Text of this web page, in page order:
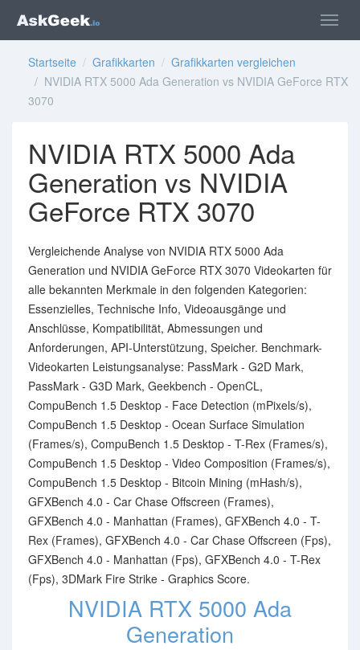
Startseite / Grafikkarten / Grafikkarten vergleichen
/ NVIDIA RTX 5000 Ada Generation vs NVIDIA GeForce RTX
3070
NVIDIA RTX 5000 Ada
Generation vs NVIDIA
GeForce RTX 3070
Vergleichende Analyse von NVIDIA RTX 5000 Ada
Generation und NVIDIA GeForce RTX 3070 Videokarten für
alle bekannten Merkmale in den folgenden Kategorien:
Essenzielles, Technische Info, Videoausgänge und
Anschlüsse, Kompatibilität, Abmessungen und
Anforderungen, API-Unterstützung, Speicher. Benchmark-
Videokarten Leistungsanalyse: PassMark - G2D Mark,
PassMark - G3D Mark, Geekbench - OpenCL,
CompuBench 1.5 Desktop - Face Detection (mPixels/s),
CompuBench 1.5 Desktop - Ocean Surface Simulation
(Frames/s), CompuBench 1.5 Desktop - T-Rex (Frames/s),
CompuBench 1.5 Desktop - Video Composition (Frames/s),
CompuBench 1.5 Desktop - Bitcoin Mining (mHash/s),
GFXBench 4.0 - Car Chase Offscreen (Frames),
GFXBench 4.0 - Manhattan (Frames), GFXBench 4.0 - T-
Rex (Frames), GFXBench 4.0 - Car Chase Offscreen (Fps),
GFXBench 4.0 - Manhattan (Fps), GFXBench 4.0 - T-Rex
(Fps), 3DMark Fire Strike - Graphics Score.
NVIDIA RTX 5000 Ada
Generation